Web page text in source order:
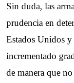
Sin duda, las
prudencia en
Estados Unidos
incrementado
de manera que